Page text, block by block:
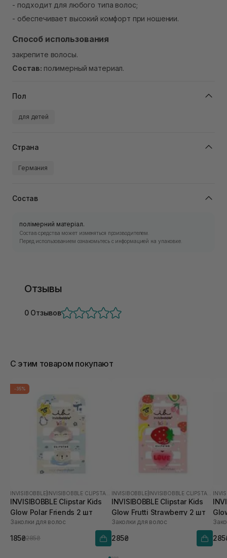
- подходит для любого типа волос;
- обеспечивает высокий комфорт при ношении.
Способ использования
закрепите волосы.
Состав: полимерный материал.
Пол
для детей
Страна
Германия
Состав
полімерний матеріал.
Состав средства может изменяться производителем.
Перед использованием ознакомьтесь с информацией на упаковке.
Отзывы
0 Отзывов
С этим товаром покупают
-35%
INVISIBOBBLE
INVISIBOBBLE Clipstar Kids
Glow Polar Friends 2 шт
Заколки для волос
185₴285₴
INVISIBOBBLE
INVISIBOBBLE Clipstar Kids
Glow Frutti Strawberry 2 шт
Заколки для волос
285₴